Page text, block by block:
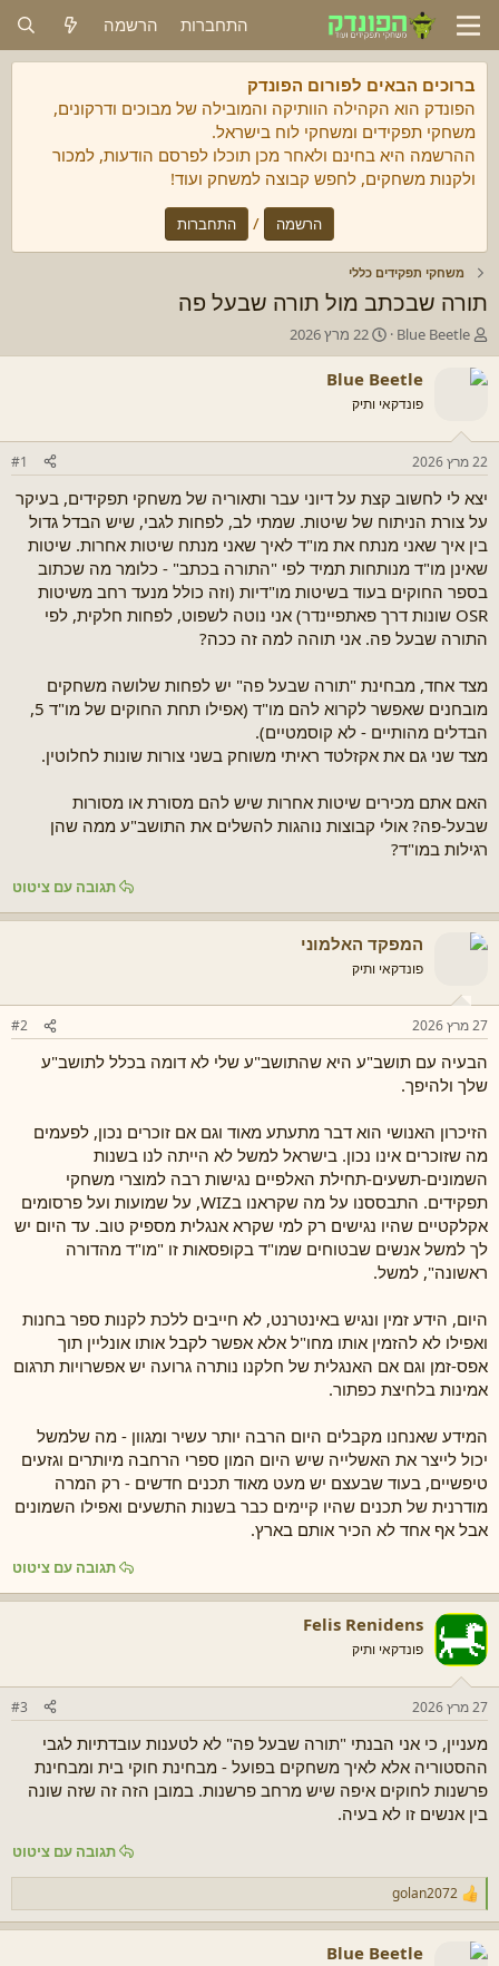
התחברות הרשמה
ברוכים הבאים לפורום הפונדק
הפונדק הוא הקהילה הוותיקה והמובילה של מבוכים ודרקונים,
משחקי תפקידים ומשחקי לוח בישראל.
ההרשמה היא בחינם ולאחר מכן תוכלו לפרסם הודעות, למכור
ולקנות משחקים, לחפש קבוצה למשחק ועוד!
הרשמה / התחברות
משחקי תפקידים כללי
תורה שבכתב מול תורה שבעל פה
מ
ח
ב
ת
נ
ו
ש
א
Blue Beetle
ת
א
ר
ך
ח
ל
ה
22 מרץ 2026
Blue Beetle
פונדקאי ותיק
22 מרץ 2026 #1
יצא לי לחשוב קצת על דיוני עבר ותאוריה של משחקי תפקידים, בעיקר
על צורת הניתוח של שיטות. שמתי לב, לפחות לגבי, שיש הבדל גדול
בין איך שאני מנתח את מו"ד לאיך שאני מנתח שיטות אחרות. שיטות
שאינן מו"ד מנותחות תמיד לפי "התורה בכתב" - כלומר מה שכתוב
בספר החוקים בעוד בשיטות מו"דיות (וזה כולל מנעד רחב משיטות
OSR שונות דרך פאתפיינדר) אני נוטה לשפוט, לפחות חלקית, לפי
התורה שבעל פה. אני תוהה למה זה ככה?
מצד אחד, מבחינת "תורה שבעל פה" יש לפחות שלושה משחקים
מובחנים שאפשר לקרוא להם מו"ד (אפילו תחת החוקים של מו"ד 5,
הבדלים מהותיים - לא קוסמטיים).
מצד שני גם את אקזלטד ראיתי משוחק בשני צורות שונות לחלוטין.
האם אתם מכירים שיטות אחרות שיש להם מסורת או מסורות
שבעל-פה? אולי קבוצות נוהגות להשלים את התושב"ע ממה שהן
רגילות במו"ד?
תגובה עם ציטוט
המפקד האלמוני
פונדקאי ותיק
27 מרץ 2026 #2
הבעיה עם תושב"ע היא שהתושב"ע שלי לא דומה בכלל לתושב"ע
שלך ולהיפך.
הזיכרון האנושי הוא דבר מתעתע מאוד וגם אם זוכרים נכון, לפעמים
מה שזוכרים אינו נכון. בישראל למשל לא הייתה לנו בשנות
השמונים-תשעים-תחילת האלפיים נגישות רבה למוצרי משחקי
תפקידים. התבססנו על מה שקראנו בWIZ, על שמועות ועל פרסומים
אקלקטיים שהיו נגישים רק למי שקרא אנגלית מספיק טוב. עד היום יש
לך למשל אנשים שבטוחים שמו"ד בקופסאות זו "מו"ד מהדורה
ראשונה", למשל.
היום, הידע זמין ונגיש באינטרנט, לא חייבים ללכת לקנות ספר בחנות
ואפילו לא להזמין אותו מחו"ל אלא אפשר לקבל אותו אונליין תוך
אפס-זמן וגם אם האנגלית של חלקנו נותרה גרועה יש אפשרויות תרגום
אמינות בלחיצת כפתור.
המידע שאנחנו מקבלים היום הרבה יותר עשיר ומגוון - מה שלמשל
יכול לייצר את האשלייה שיש היום המון ספרי הרחבה מיותרים וגזעים
טיפשיים, בעוד שבעצם יש מעט מאוד תכנים חדשים - רק המרה
מודרנית של תכנים שהיו קיימים כבר בשנות התשעים ואפילו השמונים
אבל אף אחד לא הכיר אותם בארץ.
תגובה עם ציטוט
Felis Renidens
פונדקאי ותיק
27 מרץ 2026 #3
מעניין, כי אני הבנתי "תורה שבעל פה" לא לטענות עובדתיות לגבי
ההסטוריה אלא לאיך משחקים בפועל - מבחינת חוקי בית ומבחינת
פרשנות לחוקים איפה שיש מרחב פרשנות. במובן הזה זה שזה שונה
בין אנשים זו לא בעיה.
תגובה עם ציטוט
ר
ג
ש
ו
golan2072
Blue Beetle